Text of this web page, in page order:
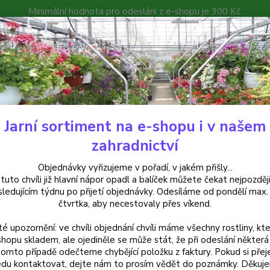
Minimální hodnota pro odeslání z e-shopu je 300 Kč.
můžete čekat nejpozději v následujícím týdnu po přijetí
Poradna Kontakty
Hledat
Trvalky phlox subulata emerald cushion blue- plaménka levandulová -
subulata emerald cushion
za kus v 3-kusovém balení
Phlox
a
Jarní sortiment na e-shopu i v našem
zahradnictví
Objednávky vyřizujeme v pořadí, v jakém přišly...
chvíli již hlavní nápor opadl a balíček můžete čekat
týdnu po přijetí objednávky. Odesíláme od pondělí
čtvrtka, aby necestovaly přes víkend.
upozornění: ve chvíli objednání chvíli máme všechny rostliny,
skladem, ale ojediněle se může stát, že při odeslání některá
případě odečteme chybějící položku z faktury. Pokud si
kontaktovat, dejte nám to prosím vědět do poznámky.